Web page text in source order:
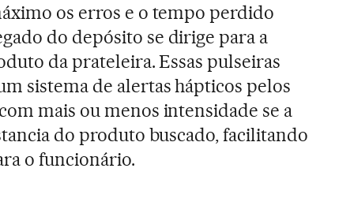
os erros e o tempo perdido
do depósito se dirige para a
da prateleira. Essas pulseiras
sistema de alertas hápticos pelos
mais ou menos intensidade se a
do produto buscado, facilitando
o funcionário.